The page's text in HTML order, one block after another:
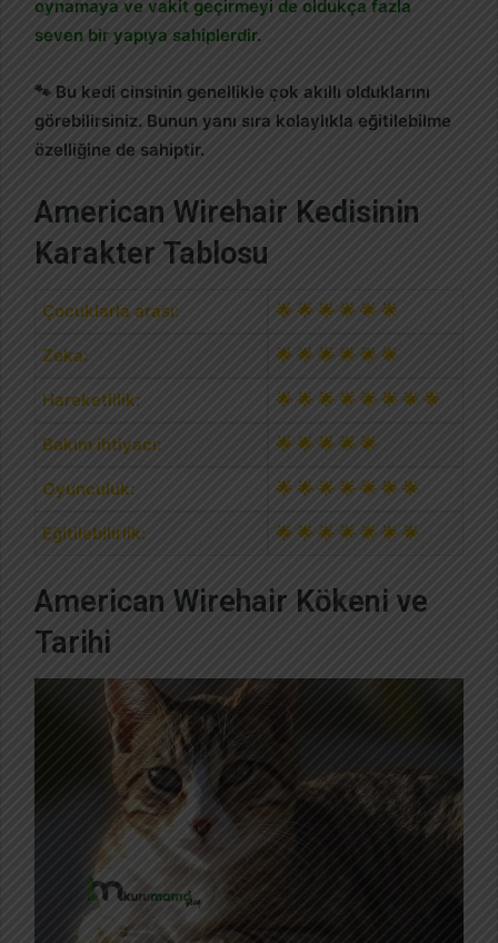
oynamaya ve vakit geçirmeyi de oldukça fazla
seven bir yapıya sahiplerdir.
🐾 Bu kedi cinsinin genellikle çok akıllı olduklarını
görebilirsiniz. Bunun yanı sıra kolaylıkla eğitilebilme
özelliğine de sahiptir.
American Wirehair Kedisinin
Karakter Tablosu
Çocuklarla arası: 🌟 🌟 🌟 🌟 🌟 🌟
Zeka: 🌟 🌟 🌟 🌟 🌟 🌟
Hareketlilik: 🌟 🌟 🌟 🌟 🌟 🌟 🌟 🌟
Bakım ihtiyacı: 🌟 🌟 🌟 🌟 🌟
Oyunculuk: 🌟 🌟 🌟 🌟 🌟 🌟 🌟
Eğitilebilirlik: 🌟 🌟 🌟 🌟 🌟 🌟 🌟
American Wirehair Kökeni ve
Tarihi